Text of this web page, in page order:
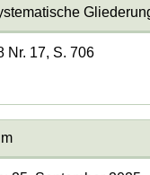
Nr. 17, S. 706